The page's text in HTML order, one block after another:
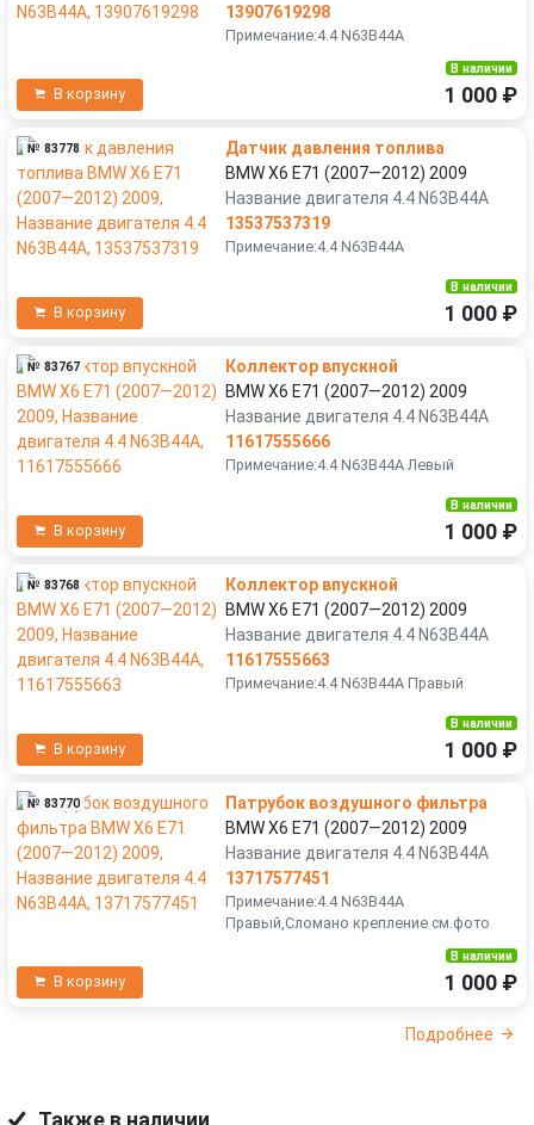
13907619298
Примечание:4.4 N63B44A
В корзину
В наличии
1 000 ₽
№ 83778
Датчик давления топлива
BMW X6 E71 (2007—2012) 2009
Название двигателя 4.4 N63B44A
13537537319
Примечание:4.4 N63B44A
В корзину
В наличии
1 000 ₽
№ 83767
Коллектор впускной
BMW X6 E71 (2007—2012) 2009
Название двигателя 4.4 N63B44A
11617555666
Примечание:4.4 N63B44A Левый
В корзину
В наличии
1 000 ₽
№ 83768
Коллектор впускной
BMW X6 E71 (2007—2012) 2009
Название двигателя 4.4 N63B44A
11617555663
Примечание:4.4 N63B44A Правый
В корзину
В наличии
1 000 ₽
№ 83770
Патрубок воздушного фильтра
BMW X6 E71 (2007—2012) 2009
Название двигателя 4.4 N63B44A
13717577451
Примечание:4.4 N63B44A
Правый,Сломано крепление см.фото
В корзину
В наличии
1 000 ₽
Подробнее